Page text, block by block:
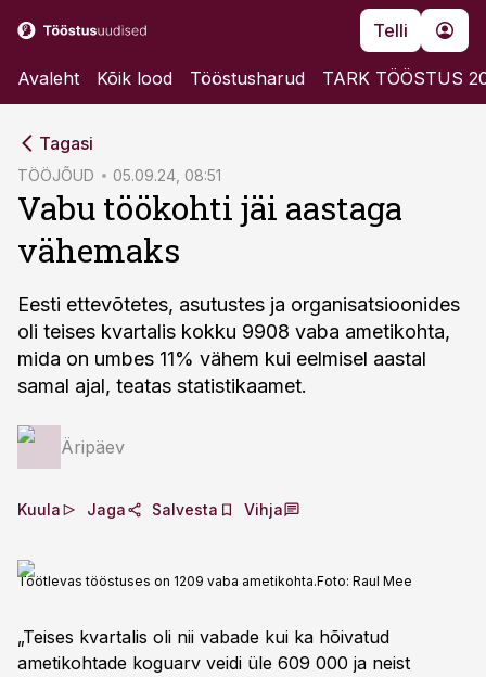
Telli
Avaleht Kõik lood Tööstusharud TARK TÖÖSTUS
Tagasi
TÖÖJÕUD 05.09.24, 08:51
Vabu töökohti jäi aastaga
vähemaks
Eesti ettevõtetes, asutustes ja organisatsioonides
oli teises kvartalis kokku 9908 vaba ametikohta,
mida on umbes 11% vähem kui eelmisel aastal
samal ajal, teatas statistikaamet.
Äripäev
Kuula Jaga Salvesta Vihja
Töötlevas tööstuses on 1209 vaba ametikohta.Foto: Raul Mee
„Teises kvartalis oli nii vabade kui ka hõivatud
ametikohtade koguarv veidi üle 609 000 ja neist